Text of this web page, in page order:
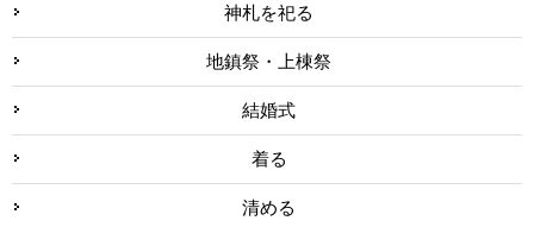
神札を祀る
地鎮祭・上棟祭
結婚式
着る
清める